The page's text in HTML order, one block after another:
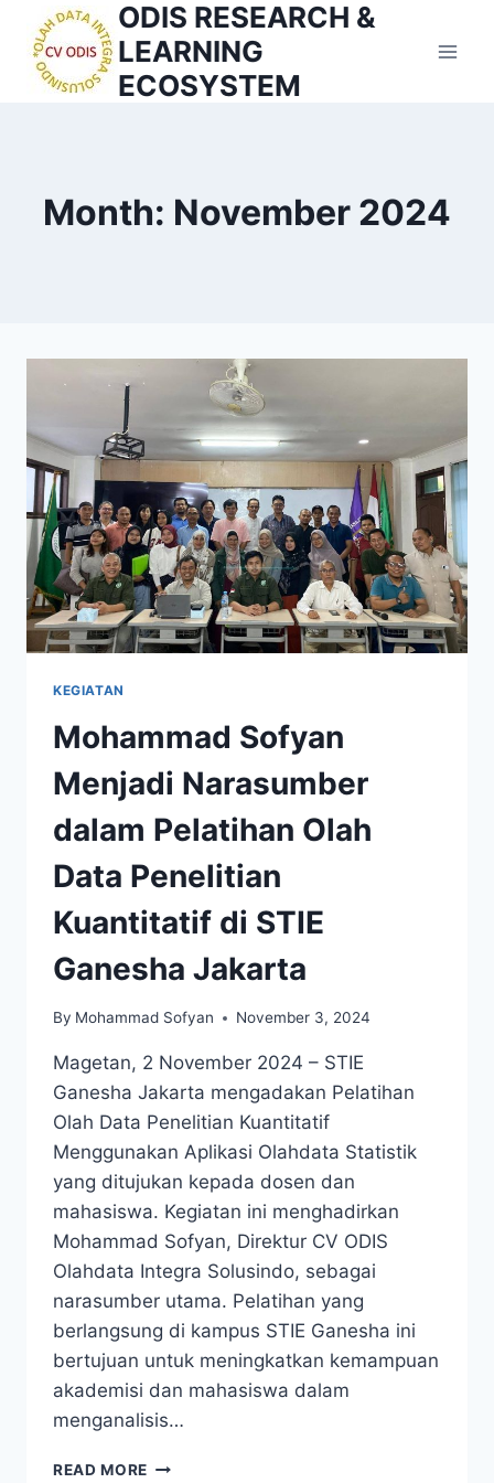
content
ODIS RESEARCH &
LEARNING
ECOSYSTEM
Month: November 2024
KEGIATAN
Mohammad Sofyan
Menjadi Narasumber
dalam Pelatihan Olah
Data Penelitian
Kuantitatif di STIE
Ganesha Jakarta
By Mohammad Sofyan November 3, 2024
Magetan, 2 November 2024 – STIE
Ganesha Jakarta mengadakan Pelatihan
Olah Data Penelitian Kuantitatif
Menggunakan Aplikasi Olahdata Statistik
yang ditujukan kepada dosen dan
mahasiswa. Kegiatan ini menghadirkan
Mohammad Sofyan, Direktur CV ODIS
Olahdata Integra Solusindo, sebagai
narasumber utama. Pelatihan yang
berlangsung di kampus STIE Ganesha ini
bertujuan untuk meningkatkan kemampuan
akademisi dan mahasiswa dalam
menganalisis…
READ MORE MOHAMMAD